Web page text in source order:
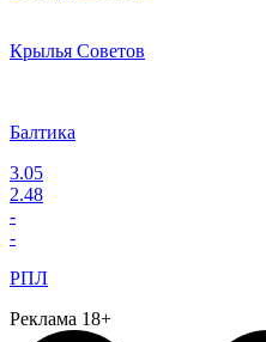
Крылья Советов
Балтика
3.05
2.48
-
-
РПЛ
Реклама 18+